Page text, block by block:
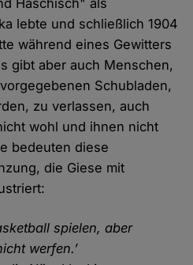
Haschisch" als
lebte und schließlich 1904
während eines Gewitters
gibt aber auch Menschen,
Schubladen,
zu verlassen, auch
wohl und ihnen nicht
bedeuten diese
die Giese mit
spielen, aber
werfen.’